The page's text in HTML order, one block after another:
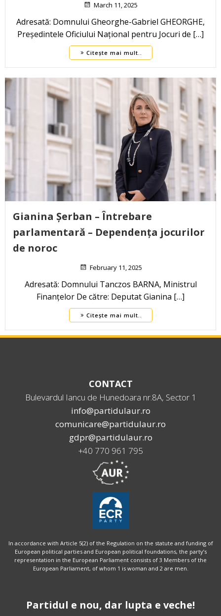
March 11, 2025
Adresată: Domnului Gheorghe-Gabriel GHEORGHE,
Președintele Oficiului Național pentru Jocuri de […]
Citește mai mult..
Gianina Șerban – Întrebare
parlamentară – Dependența jocurilor
de noroc
February 11, 2025
Adresată: Domnului Tanczos BARNA, Ministrul
Finanțelor De către: Deputat Gianina […]
Citește mai mult..
CONTACT
Bulevardul Iancu de Hunedoara nr.8A, Sector 1
info@partidulaur.ro
comunicare@partidulaur.ro
gdpr@partidulaur.ro
+40 770 961 795
In accordance with Article 5(2) of the Regulation on the statute and funding of
European political parties and European political foundations, the party’s
representation in the European Parliament consists of 3 Members of the
European Parliament, of whom 1 is woman and 2 are men.
Partidul e nou, dar lupta e veche!